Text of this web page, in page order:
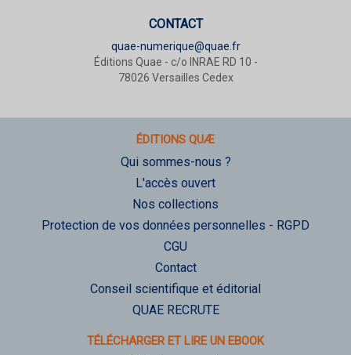
CONTACT
quae-numerique@quae.fr
Éditions Quae - c/o INRAE RD 10 -
78026 Versailles Cedex
ÉDITIONS QUÆ
Qui sommes-nous ?
L'accès ouvert
Nos collections
Protection de vos données personnelles - RGPD
CGU
Contact
Conseil scientifique et éditorial
QUAE RECRUTE
TÉLÉCHARGER ET LIRE UN EBOOK